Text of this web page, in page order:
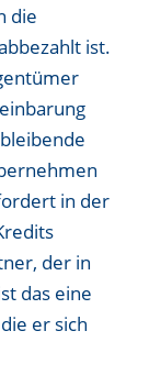
die
ist.
in der
der in
das eine
er sich